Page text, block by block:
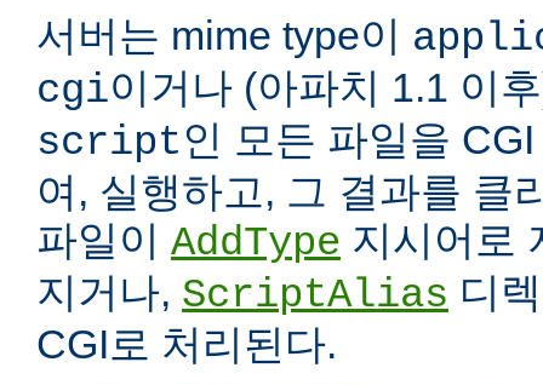
서버는 mime type이
cgi이거나 (아파치 1.1 이
script인 모든 파일을
여, 실행하고, 그 결과를 클
파일이 AddType 지시어로
지거나, ScriptAlias 디
CGI로 처리된다.